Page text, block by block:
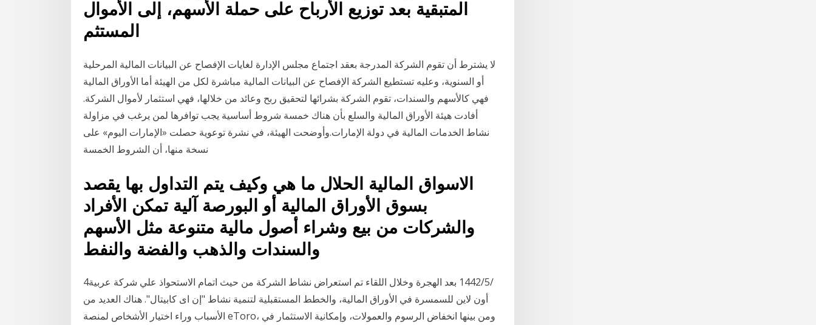
المتبقية بعد توزيع الأرباح على حملة الأسهم، إلى الأموال
المستثم
لا يشترط أن تقوم الشركة المدرجة بعقد اجتماع مجلس الإدارة لغايات الإفصاح عن البيانات المالية المرحلية
أو السنوية، وعليه تستطيع الشركة الإفصاح عن البيانات المالية مباشرة لكل من الهيئة أما الأوراق المالية
فهي كالأسهم والسندات، تقوم الشركة بشرائها لتحقيق ربح وعائد من خلالها، فهي استثمار لأموال الشركة.
أفادت هيئة الأوراق المالية والسلع بأن هناك خمسة شروط أساسية يجب توافرها لمن يرغب في مزاولة
نشاط الخدمات المالية في دولة الإمارات.وأوضحت الهيئة، في نشرة توعوية حصلت «الإمارات اليوم» على
نسخة منها، أن الشروط الخمسة
الاسواق المالية الحلال ما هي وكيف يتم التداول بها يقصد
بسوق الأوراق المالية أو البورصة آلية تمكن الأفراد
والشركات من بيع وشراء أصول مالية متنوعة مثل الأسهم
والسندات والذهب والفضة والنفط
4‏‏/5‏‏/1442 بعد الهجرة وخلال اللقاء تم استعراض نشاط الشركة من حيث اتمام الاستحواذ علي شركة عربية
أون لاين للسمسرة في الأوراق المالية، والخطط المستقبلية لتنمية نشاط "إن اى كابيتال". هناك العديد من
الأسباب وراء اختيار الأشخاص لمنصة eToro، ومن بينها انخفاض الرسوم والعمولات، وإمكانية الاستثمار في